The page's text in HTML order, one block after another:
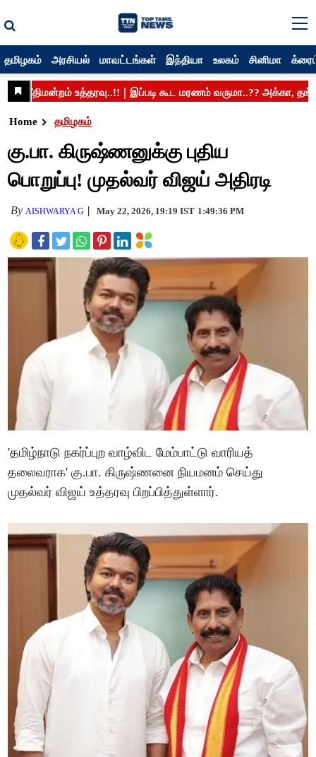
தமிழகம் அரசியல் மாவட்டங்கள் இந்தியா உலகம் சினிமா
Home தமிழகம்
கு.பா. கிருஷ்ணனுக்கு புதிய
பொறுப்பு! முதல்வர் விஜய் அதிரடி
By AISHWARYA G May 22, 2026, 19:19 IST 1:49:36 PM
'தமிழ்நாடு நகர்ப்புற வாழ்விட மேம்பாட்டு வாரியத்
தலைவராக' கு.பா. கிருஷ்ணனை நியமனம் செய்து
முதல்வர் விஜய் உத்தரவு பிறப்பித்துள்ளார்.